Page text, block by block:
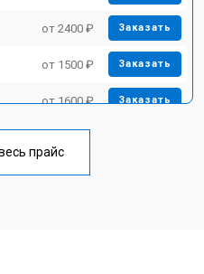
от 2400 ₽ Заказать
от 1500 ₽ Заказать
от 1600 ₽ Заказать
от 2800 ₽
прайс